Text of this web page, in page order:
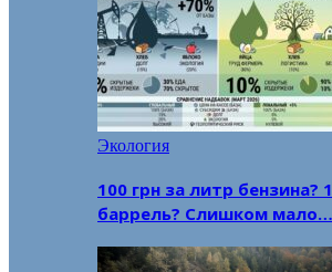
Экология
100 грн за литр бензина?
баррель? Слишком мало…